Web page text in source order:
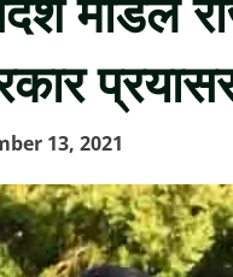
13, 2021